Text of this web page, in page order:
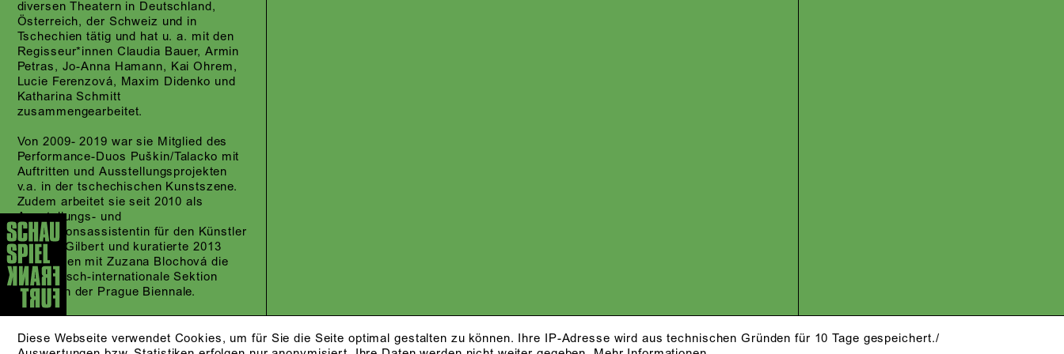
Diese Webseite verwendet Cookies, um für Sie die Seite optimal gestalten zu können. Ihre IP-Adresse wird aus technischen Gründen für 10 Tage gespeichert./
diversen Theatern in Deutschland,
Österreich, der Schweiz und in
Tschechien tätig und hat u. a. mit den
Regisseur*innen Claudia Bauer, Armin
Petras, Jo-Anna Hamann, Kai Ohrem,
Lucie Ferenzová, Maxim Didenko und
Katharina Schmitt
zusammengearbeitet.
Von 2009- 2019 war sie Mitglied des
Performance-Duos Puškin/Talacko mit
Auftritten und Ausstellungsprojekten
v.a. in der tschechischen Kunstszene.
Zudem arbeitet sie seit 2010 als
Ausstellungs- und
Installationsassistentin für den Künstler
Andrew Gilbert und kuratierte 2013
zusammen mit Zuzana Blochová die
tschechisch-internationale Sektion
FLOW an der Prague Biennale.
verbindet sie eine langjährige